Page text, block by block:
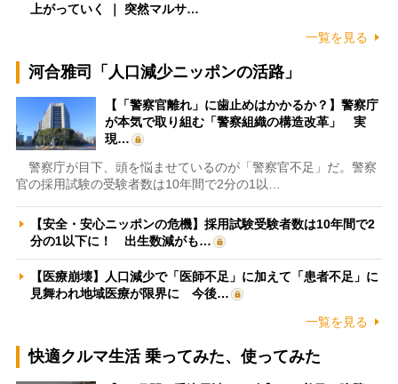
上がっていく ｜ 突然マルサ…
一覧を見る
河合雅司「人口減少ニッポンの活路」
【「警察官離れ」に歯止めはかかるか？】警察庁
が本気で取り組む「警察組織の構造改革」 実
現…
警察庁が目下、頭を悩ませているのが「警察官不足」だ。警察
官の採用試験の受験者数は10年間で2分の1以…
【安全・安心ニッポンの危機】採用試験受験者数は10年間で2
分の1以下に！ 出生数減がも…
【医療崩壊】人口減少で「医師不足」に加えて「患者不足」に
見舞われ地域医療が限界に 今後…
一覧を見る
快適クルマ生活 乗ってみた、使ってみた